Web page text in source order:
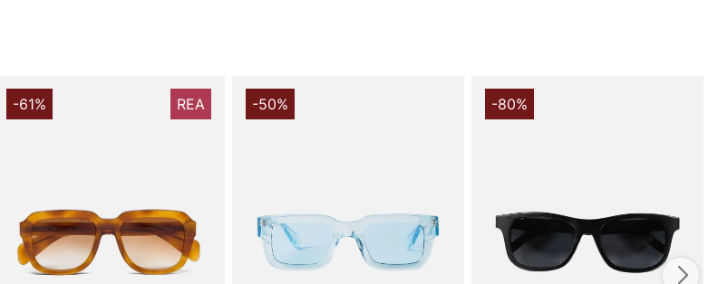
Tillverkade för att stå emot tidens tand, är dessa glasögon
handgjorda av premium Acetate Renew™, som är både biobaserad
och återvunnen. Med en sammansättning av 42 % biobaserad och 28
skadliga solstrålar, vilket gör dem till ett utmärkt val för både
inomhus- och utomhusbruk. Den svarta linsfärgen ger en
sophisticated look samtidigt som den säkerställer god sikt och
komfort.
-61% REA -50% -80%